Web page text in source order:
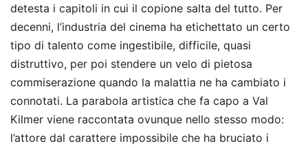
detesta i capitoli in cui il copione salta del tutto. Per
decenni, l’industria del cinema ha etichettato un certo
tipo di talento come ingestibile, difficile, quasi
distruttivo, per poi stendere un velo di pietosa
commiserazione quando la malattia ne ha cambiato i
connotati. La parabola artistica che fa capo a Val
Kilmer viene raccontata ovunque nello stesso modo:
l’attore dal carattere impossibile che ha bruciato i